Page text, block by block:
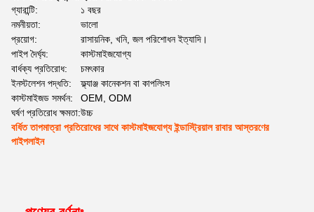
গ্যারান্টি:
১ বছর
নমনীয়তা:
ভালো
প্রয়োগ:
রাসায়নিক, খনি, জল পরিশোধন ইত্যাদি।
পাইপ দৈর্ঘ্য:
কাস্টমাইজযোগ্য
বার্ধক্য প্রতিরোধ:
চমৎকার
ইনস্টলেশন পদ্ধতি:
ফ্ল্যাঞ্জ কানেকশন বা কাপলিংস
কাস্টমাইজড সমর্থন:
OEM, ODM
ঘর্ষণ প্রতিরোধ ক্ষমতা:উচ্চ
বর্ধিত তাপমাত্রা প্রতিরোধের সাথে কাস্টমাইজযোগ্য ইন্ডাস্ট্রিয়াল রাবার আস্তরণের
পাইপলাইন